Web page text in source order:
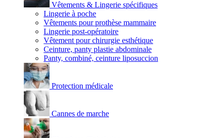
Vêtements & Lingerie spécifiques
Lingerie à poche
Vêtements pour prothèse mammaire
Lingerie post-opératoire
Vêtement pour chirurgie esthétique
Ceinture, panty plastie abdominale
Panty, combiné, ceinture liposuccion
Protection médicale
Cannes de marche